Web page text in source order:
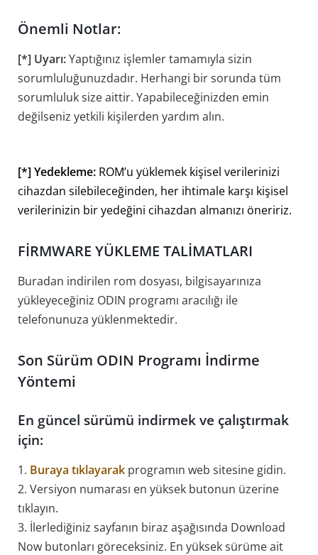
Önemli Notlar:
[*] Uyarı:Yaptığınız işlemler tamamıyla sizin
sorumluluğunuzdadır. Herhangi bir sorunda tüm
sorumluluk size aittir. Yapabileceğinizden emin
değilseniz yetkili kişilerden yardım alın.
[*] Yedekleme: ROM’u yüklemek kişisel verilerinizi
cihazdan silebileceğinden, her ihtimale karşı kişisel
verilerinizin bir yedeğini cihazdan almanızı öneririz.
FİRMWARE YÜKLEME TALİMATLARI
Buradan indirilen rom dosyası, bilgisayarınıza
yükleyeceğiniz ODIN programı aracılığı ile
telefonunuza yüklenmektedir.
Son Sürüm ODIN Programı İndirme
Yöntemi
En güncel sürümü indirmek ve çalıştırmak
için:
1. Buraya tıklayarak programın web sitesine gidin.
2. Versiyon numarası en yüksek butonun üzerine
tıklayın.
3. İlerlediğiniz sayfanın biraz aşağısında Download
Now butonları göreceksiniz. En yüksek sürüme ait